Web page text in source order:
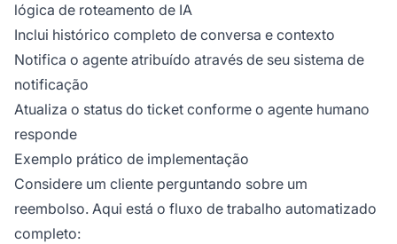
lógica de roteamento de IA
Inclui histórico completo de conversa e contexto
Notifica o agente atribuído através de seu sistema de
notificação
Atualiza o status do ticket conforme o agente humano
responde
Exemplo prático de implementação
Considere um cliente perguntando sobre um
reembolso. Aqui está o fluxo de trabalho automatizado
completo: